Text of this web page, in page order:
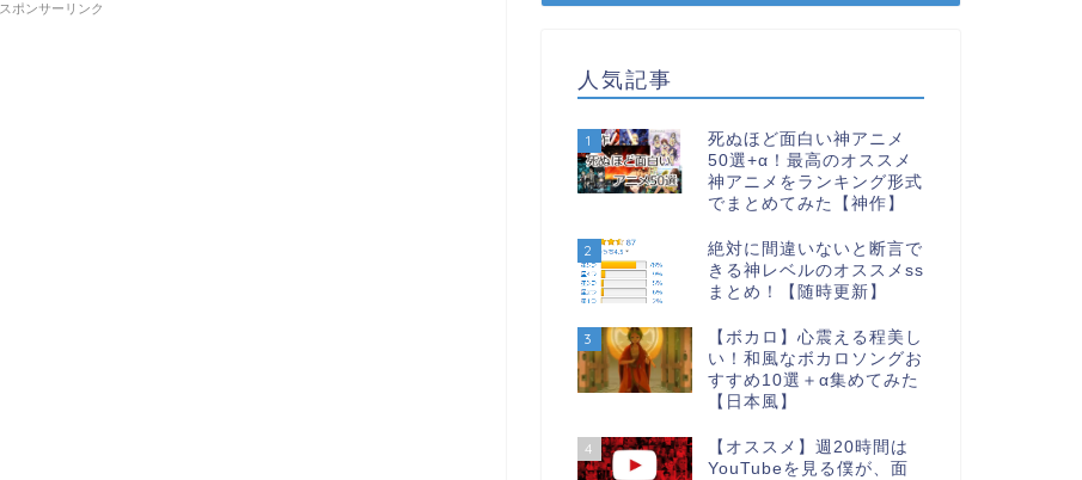
スポンサーリンク
人気記事
1
死ぬほど面白い神アニメ
50選+α！最高のオススメ
神アニメをランキング形式
でまとめてみた【神作】
2
絶対に間違いないと断言で
きる神レベルのオススメss
まとめ！【随時更新】
3
【ボカロ】心震える程美し
い！和風なボカロソングお
すすめ10選＋α集めてみた
【日本風】
4
【オススメ】週20時間は
YouTubeを見る僕が、面